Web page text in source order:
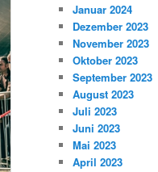
Januar 2024
Dezember 2023
November 2023
Oktober 2023
September 2023
August 2023
Juli 2023
Juni 2023
Mai 2023
April 2023